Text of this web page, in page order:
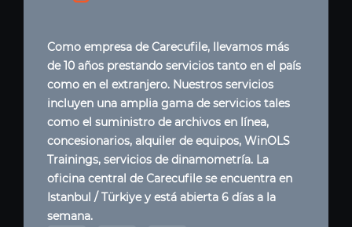
Como empresa de Carecufile, llevamos más
de 10 años prestando servicios tanto en el país
como en el extranjero. Nuestros servicios
incluyen una amplia gama de servicios tales
como el suministro de archivos en línea,
concesionarios, alquiler de equipos, WinOLS
Trainings, servicios de dinamometría. La
oficina central de Carecufile se encuentra en
Istanbul / Türkiye y está abierta 6 días a la
semana.